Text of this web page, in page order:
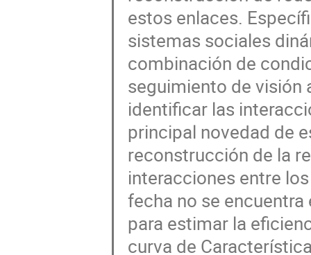
estos enlaces.
sistemas sociales
combinación de
seguimiento de visión
identificar las
principal novedad de
reconstrucción de la
interacciones entre
fecha no se
para estimar la
curva de